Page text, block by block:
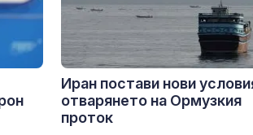
Иран постави нови
отварянето на Ормузкия
проток